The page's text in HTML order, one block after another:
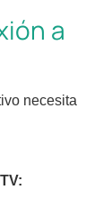
a
necesita